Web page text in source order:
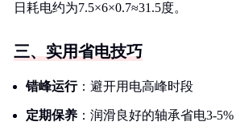
日耗电约为7.5×6×0.7≈31.5度。
三、实用省电技巧
错峰运行：避开用电高峰时段
定期保养 ：润滑良好的轴承省电3-5%